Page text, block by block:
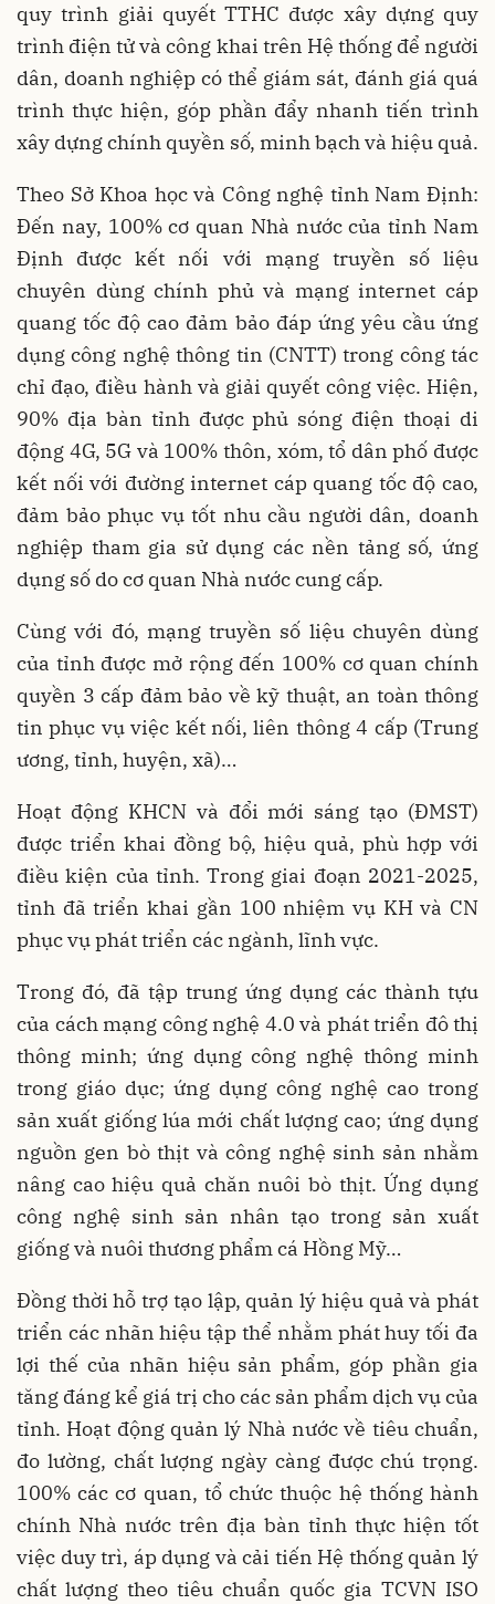
quy trình giải quyết TTHC được xây dựng quy
trình điện tử và công khai trên Hệ thống để người
dân, doanh nghiệp có thể giám sát, đánh giá quá
trình thực hiện, góp phần đẩy nhanh tiến trình
xây dựng chính quyền số, minh bạch và hiệu quả.
Theo Sở Khoa học và Công nghệ tỉnh Nam Định:
Đến nay, 100% cơ quan Nhà nước của tỉnh Nam
Định được kết nối với mạng truyền số liệu
chuyên dùng chính phủ và mạng internet cáp
quang tốc độ cao đảm bảo đáp ứng yêu cầu ứng
dụng công nghệ thông tin (CNTT) trong công tác
chỉ đạo, điều hành và giải quyết công việc. Hiện,
90% địa bàn tỉnh được phủ sóng điện thoại di
động 4G, 5G và 100% thôn, xóm, tổ dân phố được
kết nối với đường internet cáp quang tốc độ cao,
đảm bảo phục vụ tốt nhu cầu người dân, doanh
nghiệp tham gia sử dụng các nền tảng số, ứng
dụng số do cơ quan Nhà nước cung cấp.
Cùng với đó, mạng truyền số liệu chuyên dùng
của tỉnh được mở rộng đến 100% cơ quan chính
quyền 3 cấp đảm bảo về kỹ thuật, an toàn thông
tin phục vụ việc kết nối, liên thông 4 cấp (Trung
ương, tỉnh, huyện, xã)…
Hoạt động KHCN và đổi mới sáng tạo (ĐMST)
được triển khai đồng bộ, hiệu quả, phù hợp với
điều kiện của tỉnh. Trong giai đoạn 2021-2025,
tỉnh đã triển khai gần 100 nhiệm vụ KH và CN
phục vụ phát triển các ngành, lĩnh vực.
Trong đó, đã tập trung ứng dụng các thành tựu
của cách mạng công nghệ 4.0 và phát triển đô thị
thông minh; ứng dụng công nghệ thông minh
trong giáo dục; ứng dụng công nghệ cao trong
sản xuất giống lúa mới chất lượng cao; ứng dụng
nguồn gen bò thịt và công nghệ sinh sản nhằm
nâng cao hiệu quả chăn nuôi bò thịt. Ứng dụng
công nghệ sinh sản nhân tạo trong sản xuất
giống và nuôi thương phẩm cá Hồng Mỹ…
Đồng thời hỗ trợ tạo lập, quản lý hiệu quả và phát
triển các nhãn hiệu tập thể nhằm phát huy tối đa
lợi thế của nhãn hiệu sản phẩm, góp phần gia
tăng đáng kể giá trị cho các sản phẩm dịch vụ của
tỉnh. Hoạt động quản lý Nhà nước về tiêu chuẩn,
đo lường, chất lượng ngày càng được chú trọng.
100% các cơ quan, tổ chức thuộc hệ thống hành
chính Nhà nước trên địa bàn tỉnh thực hiện tốt
việc duy trì, áp dụng và cải tiến Hệ thống quản lý
chất lượng theo tiêu chuẩn quốc gia TCVN ISO